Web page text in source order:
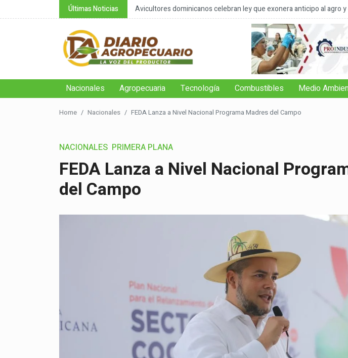
Últimas Noticias
al agro y destacan ... FAO: RD reduce la subalimentación al 2.5% y sale del mapa del
Nacionales Agropecuaria Tecnología Combustibles Medio
Home Nacionales FEDA Lanza a Nivel Nacional Programa Madres del Campo
NACIONALES PRIMERA PLANA
FEDA Lanza a Nivel Nacional
del Campo